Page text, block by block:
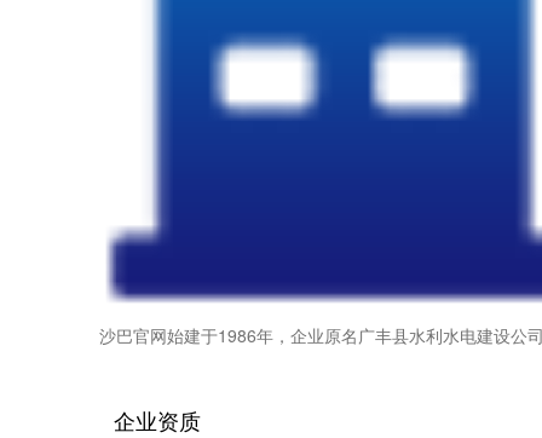
沙巴官网始建于1986年，企业原名广丰县水利水电建设公
企业资质